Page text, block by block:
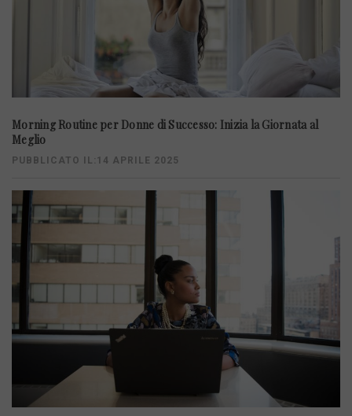
Morning Routine per Donne di Successo: Inizia la Giornata al
Meglio
PUBBLICATO IL:14 APRILE 2025